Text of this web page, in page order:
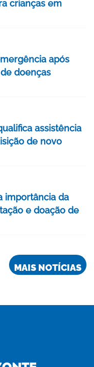
crianças em
após
doenças
assistência
de novo
importância da
e doação de
MAIS NOTÍCIAS